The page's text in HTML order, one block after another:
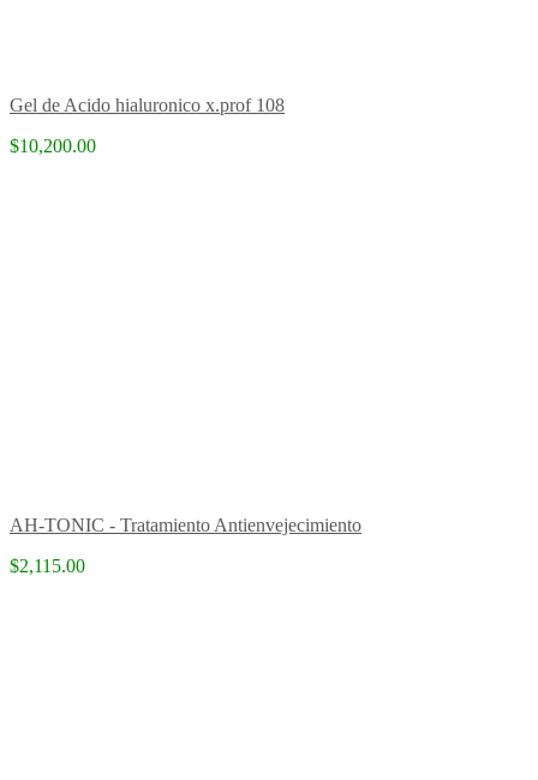
Gel de Acido hialuronico x.prof 108
$10,200.00
AH-TONIC - Tratamiento Antienvejecimiento
$2,115.00